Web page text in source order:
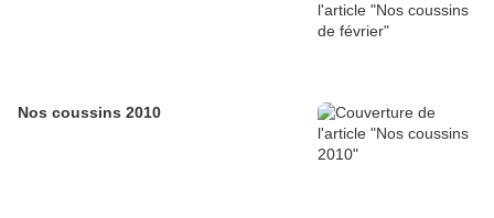
Nos coussins 2010